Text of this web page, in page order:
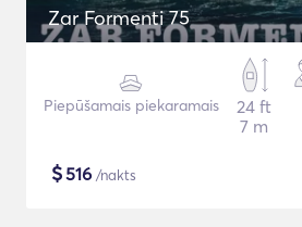
Zar Formenti 75
Piepūšamais piekaramais
24 ft
7 m
$516 /nakts